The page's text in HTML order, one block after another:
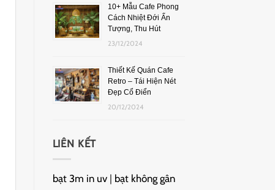
10+ Mẫu Cafe Phong
Cách Nhiệt Đới Ấn
Tượng, Thu Hút
23/12/2024
Thiết Kế Quán Cafe
Retro – Tái Hiện Nét
Đẹp Cổ Điển
20/12/2024
LIÊN KẾT
bạt 3m in uv| bạt không gân